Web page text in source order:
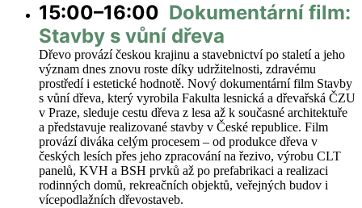
15:00–16:00 Dokumentární film:
Stavby s vůní dřeva
Dřevo provází českou krajinu a stavebnictví po staletí a jeho
význam dnes znovu roste díky udržitelnosti, zdravému
prostředí i estetické hodnotě. Nový dokumentární film Stavby
s vůní dřeva, který vyrobila Fakulta lesnická a dřevařská ČZU
v Praze, sleduje cestu dřeva z lesa až k současné architektuře
a představuje realizované stavby v České republice. Film
provází diváka celým procesem – od produkce dřeva v
českých lesích přes jeho zpracování na řezivo, výrobu CLT
panelů, KVH a BSH prvků až po prefabrikaci a realizaci
rodinných domů, rekreačních objektů, veřejných budov i
vícepodlažních dřevostaveb.